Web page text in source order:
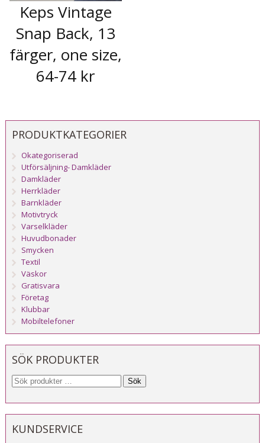
Keps Vintage
Snap Back, 13
färger, one size,
64-74 kr
PRODUKTKATEGORIER
Okategoriserad
Utförsäljning- Damkläder
Damkläder
Herrkläder
Barnkläder
Motivtryck
Varselkläder
Huvudbonader
Smycken
Textil
Väskor
Gratisvara
Företag
Klubbar
Mobiltelefoner
SÖK PRODUKTER
Sök
KUNDSERVICE